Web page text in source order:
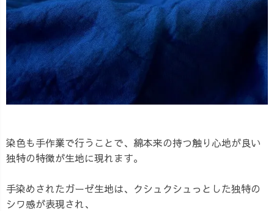
染色も手作業で行うことで、綿本来の持つ触り心地が良い
独特の特徴が生地に現れます。
手染めされたガーゼ生地は、クシュクシュっとした独特の
シワ感が表現され、